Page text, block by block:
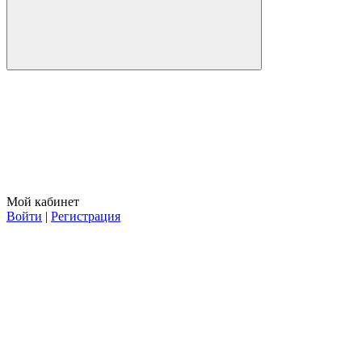
Мой кабинет
Войти | Регистрация